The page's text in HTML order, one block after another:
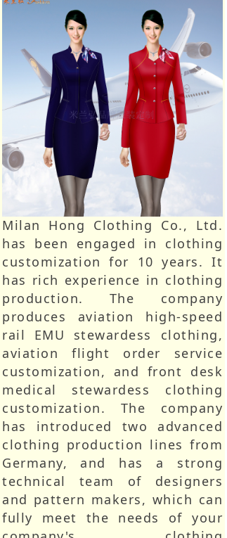
Milan Hong Clothing Co., Ltd.
has been engaged in clothing
customization for 10 years. It
has rich experience in clothing
production. The company
produces aviation high-speed
rail EMU stewardess clothing,
aviation flight order service
customization, and front desk
medical stewardess clothing
customization. The company
has introduced two advanced
clothing production lines from
Germany, and has a strong
technical team of designers
and pattern makers, which can
fully meet the needs of your